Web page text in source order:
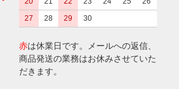
27
28 29 30
赤は休業日です。メールへの返信、
商品発送の業務はお休みさせていた
だきます。